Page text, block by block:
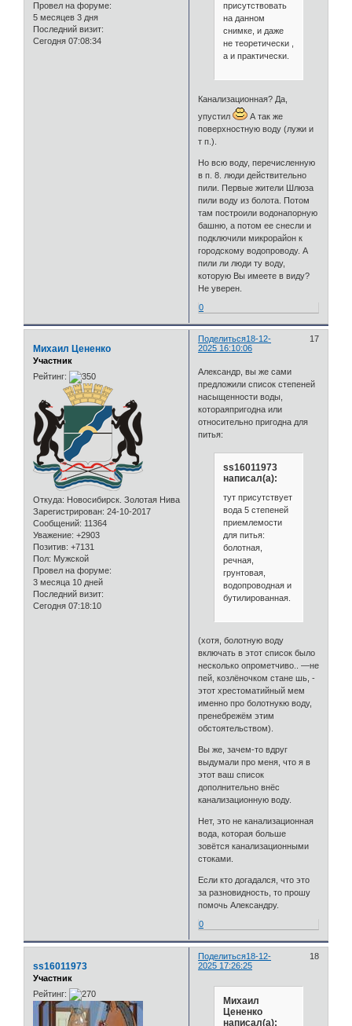
Провел на форуме:
5 месяцев 3 дня
Последний визит:
Сегодня 07:08:34
присутствовать
на данном
снимке, и даже
не теоретически ,
а и практически.
Канализационная? Да,
упустил
А так же
поверхностную воду (лужи и
т п.).
Но всю воду, перечисленную
в п. 8. люди действительно
пили. Первые жители Шлюза
пили воду из болота. Потом
там построили водонапорную
башню, а потом ее снесли и
подключили микрорайон к
городскому водопроводу. А
пили ли люди ту воду,
которую Вы имеете в виду?
Не уверен.
0
Поделиться 17
18-12-
2025 16:10:06
Михаил Цененко
Участник
Рейтинг:
Откуда: Новосибирск. Золотая Нива
Зарегистрирован: 24-10-2017
Сообщений: 11364
Уважение: +2903
Позитив: +7131
Пол: Мужской
Провел на форуме:
3 месяца 10 дней
Последний визит:
Сегодня 07:18:10
Александр, вы же сами
предложили список степеней
насыщенности воды,
котораяпригодна или
относительно пригодна для
питья:
ss16011973
написал(а):
тут присутствует
вода 5 степеней
приемлемости
для питья:
болотная,
речная,
грунтовая,
водопроводная и
бутилированная.
(хотя, болотную воду
включать в этот список было
несколько опрометчиво.. ―не
пей, козлёночком стане шь, -
этот хрестоматийный мем
именно про болотнукю воду,
пренебрежём этим
обстоятельством).
Вы же, зачем-то вдруг
выдумали про меня, что я в
этот ваш список
дополнительно внёс
канализационную воду.
Нет, это не канализационная
вода, которая больше
зовётся канализационными
стоками.
Если кто догадался, что это
за разновидность, то прошу
помочь Александру.
0
Поделиться 18
18-12-
2025 17:26:25
ss16011973
Участник
Рейтинг:
Михаил
Цененко
написал(а):